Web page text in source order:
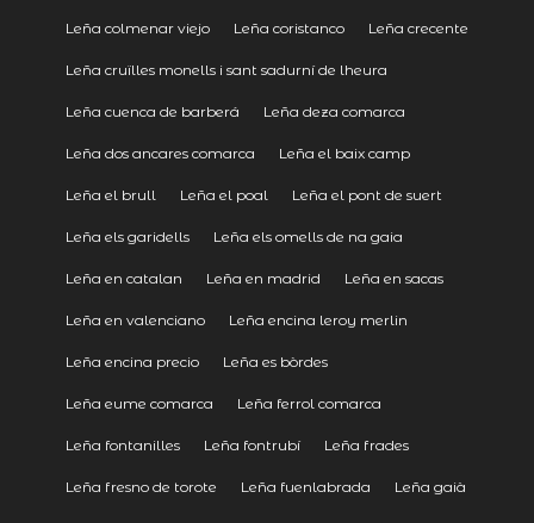
Leña colmenar viejo Leña coristanco Leña crecente
Leña cruïlles monells i sant sadurní de lheura
Leña cuenca de barberá Leña deza comarca
Leña dos ancares comarca Leña el baix camp
Leña el brull Leña el poal Leña el pont de suert
Leña els garidells Leña els omells de na gaia
Leña en catalan Leña en madrid Leña en sacas
Leña en valenciano Leña encina leroy merlin
Leña encina precio Leña es bòrdes
Leña eume comarca Leña ferrol comarca
Leña fontanilles Leña fontrubí Leña frades
Leña fresno de torote Leña fuenlabrada Leña gaià